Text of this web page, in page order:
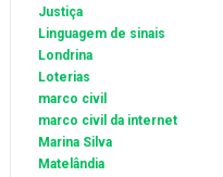
Justiça
Linguagem de sinais
Londrina
Loterias
marco civil
marco civil da internet
Marina Silva
Matelândia